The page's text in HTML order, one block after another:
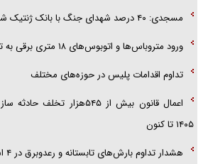
مسجدی: ۴۰ درصد شهدای جنگ با بانک ژنتیک شناسایی شدند
ورود متروباس‌ها و اتوبوس‌های ۱۸ متری برقی به تهران
تداوم اقدامات پلیس در حوزه‌های مختلف
اعمال قانون بیش از ۵۴۵هزار
۱۴۰۵ تا کنون
هشدار تداوم بارش‌های تابستانه و رعدوبرق در ۴ استان تا چهارشنبه